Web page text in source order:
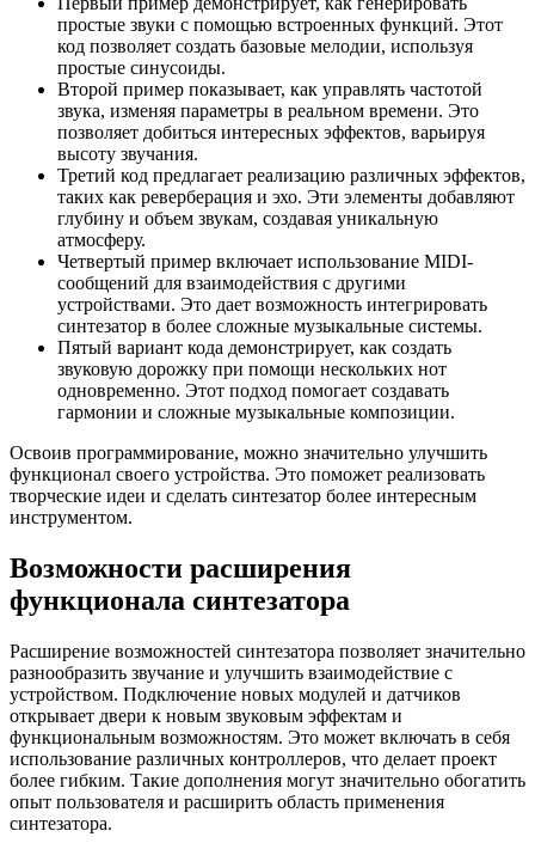
простые звуки с помощью встроенных функций. Этот
код позволяет создать базовые мелодии, используя
простые синусоиды.
Второй пример показывает, как управлять частотой
звука, изменяя параметры в реальном времени. Это
позволяет добиться интересных эффектов, варьируя
высоту звучания.
Третий код предлагает реализацию различных эффектов,
таких как реверберация и эхо. Эти элементы добавляют
глубину и объем звукам, создавая уникальную
атмосферу.
Четвертый пример включает использование MIDI-
сообщений для взаимодействия с другими
устройствами. Это дает возможность интегрировать
синтезатор в более сложные музыкальные системы.
Пятый вариант кода демонстрирует, как создать
звуковую дорожку при помощи нескольких нот
одновременно. Этот подход помогает создавать
гармонии и сложные музыкальные композиции.
Освоив программирование, можно значительно улучшить
функционал своего устройства. Это поможет реализовать
творческие идеи и сделать синтезатор более интересным
инструментом.
Возможности расширения
функционала синтезатора
Расширение возможностей синтезатора позволяет значительно
разнообразить звучание и улучшить взаимодействие с
устройством. Подключение новых модулей и датчиков
открывает двери к новым звуковым эффектам и
функциональным возможностям. Это может включать в себя
использование различных контроллеров, что делает проект
более гибким. Такие дополнения могут значительно обогатить
опыт пользователя и расширить область применения
синтезатора.